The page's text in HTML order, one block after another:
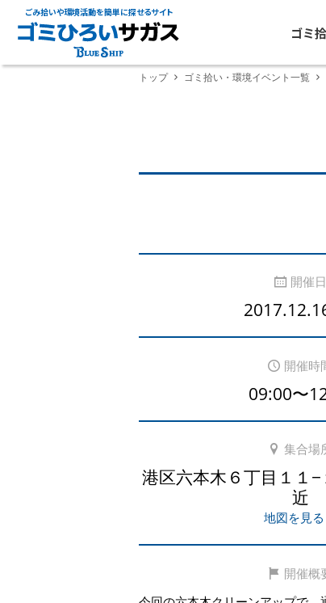
ごみ拾いや環境活動を簡単に探せるサイト
ゴミ
トップ ゴミ拾い・環境イベント一覧
開催日
開催時
09:00〜
集合場
港区六本木６丁目１
近
地図を見
開催概